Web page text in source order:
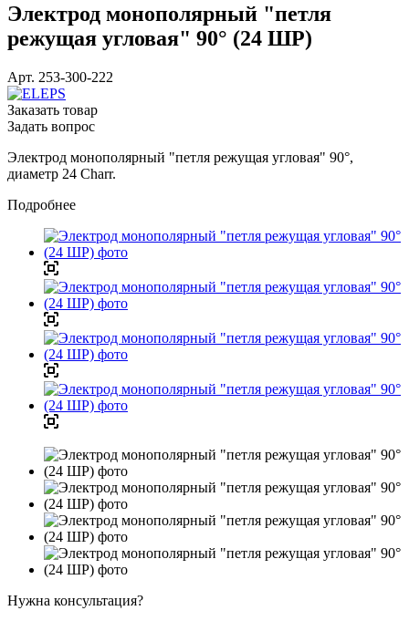
Электрод монополярный "петля
режущая угловая" 90° (24 ШР)
Арт. 253-300-222
Заказать товар
Задать вопрос
Электрод монополярный "петля режущая угловая" 90°,
диаметр 24 Charr.
Подробнее
Нужна консультация?